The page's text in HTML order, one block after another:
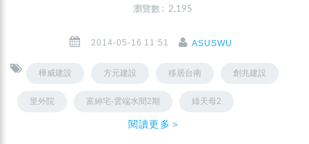
瀏覽數 : 2,195
2014-05-16 11:51 ASUSWU
樺威建設 方元建設 移居台南 創兆建設
里外院 富紳宅-雲端水間2期 綠天母2
閱讀更多＞